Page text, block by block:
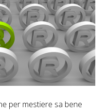
per mestiere sa bene